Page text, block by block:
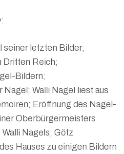
seiner letzten Bilder;
Dritten Reich;
Bildern;
Walli Nagel liest aus
Eröffnung des Nagel-
Oberbürgermeisters
Nagels; Götz
Hauses zu einigen Bildern